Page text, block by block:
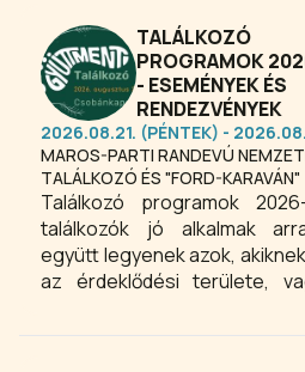
TALÁLKOZÓ
PROGRAMOK
- ESEMÉNYEK ÉS
RENDEZVÉNYEK
2026.08.21. (PÉNTEK) -
MAROS-PARTI RANDEVÚ
TALÁLKOZÓ ÉS "FORD-KARAVÁN"
Találkozó programok
találkozók jó alkalmak
együtt legyenek azok,
az érdeklődési területe,
népszerűek az autós,